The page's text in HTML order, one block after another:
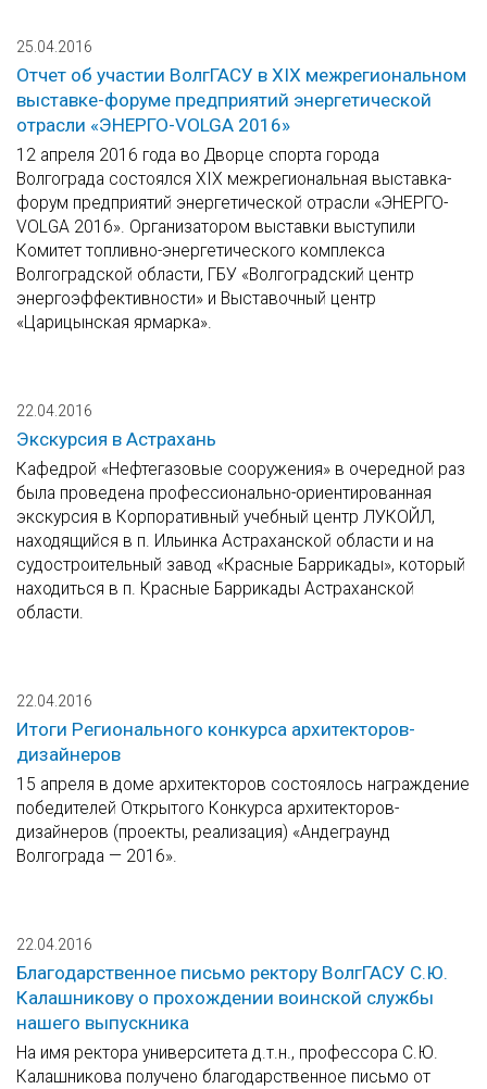
25.04.2016
Отчет об участии ВолгГАСУ в XIX межрегиональном
выставке-форуме предприятий энергетической
отрасли «ЭНЕРГО-VOLGA 2016»
12 апреля 2016 года во Дворце спорта города
Волгограда состоялся XIX межрегиональная выставка-
форум предприятий энергетической отрасли «ЭНЕРГО-
VOLGA 2016». Организатором выставки выступили
Комитет топливно-энергетического комплекса
Волгоградской области, ГБУ «Волгоградский центр
энергоэффективности» и Выставочный центр
«Царицынская ярмарка».
22.04.2016
Экскурсия в Астрахань
Кафедрой «Нефтегазовые сооружения» в очередной раз
была проведена профессионально-ориентированная
экскурсия в Корпоративный учебный центр ЛУКОЙЛ,
находящийся в п. Ильинка Астраханской области и на
судостроительный завод «Красные Баррикады», который
находиться в п. Красные Баррикады Астраханской
области.
22.04.2016
Итоги Регионального конкурса архитекторов-
дизайнеров
15 апреля в доме архитекторов состоялось награждение
победителей Открытого Конкурса архитекторов-
дизайнеров (проекты, реализация) «Андеграунд
Волгограда — 2016».
22.04.2016
Благодарственное письмо ректору ВолгГАСУ С.Ю.
Калашникову о прохождении воинской службы
нашего выпускника
На имя ректора университета д.т.н., профессора С.Ю.
Калашникова получено благодарственное письмо от